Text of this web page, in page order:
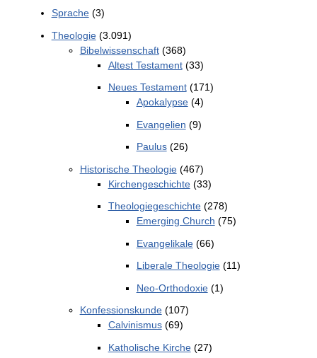
Sprache(3)
Theologie(3.091)
Bibelwissenschaft(368)
Altest Testament(33)
Neues Testament(171)
Apokalypse(4)
Evangelien (9)
Paulus(26)
Historische Theologie(467)
Kirchengeschichte(33)
Theologiegeschichte(278)
Emerging Church (75)
Evangelikale(66)
Liberale Theologie(11)
Neo-Orthodoxie(1)
Konfessionskunde(107)
Calvinismus(69)
Katholische Kirche(27)